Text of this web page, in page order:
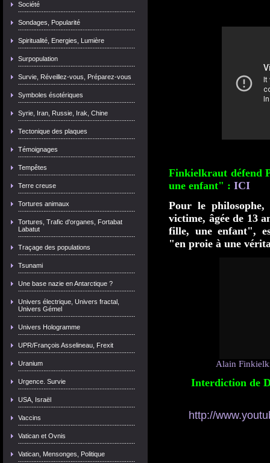
Société
Sondages, Popularité
Spiritualité, Energies, Lumière
Surpopulation
Survie, Réveillez-vous, Préparez-vous
Symboles ésotériques
Syrie, Iran, Russie, Irak, Chine
Tectonique des plaques
Témoignages
Tempêtes
Terre creuse
Tortures animaux
Tortures, Trafic d'organes, Fortabat
Labatut
Traçage des populations
Tsunami
Une base nazie en Antarctique ?
Univers électrique, Univers fractal,
Univers Gémel
Univers Hologramme
UPR/François Asselineau, Frexit
Uranium
Urgence. Survie
USA, Israël
Vaccins
Vatican et Ovnis
Vatican, Mensonges, Politique
Finkielkraut défend
une enfant" : ICI
Pour le
victime, âgée de 13
fille, une enfant",
"en proie à une
Alain
Interdiction de
http://